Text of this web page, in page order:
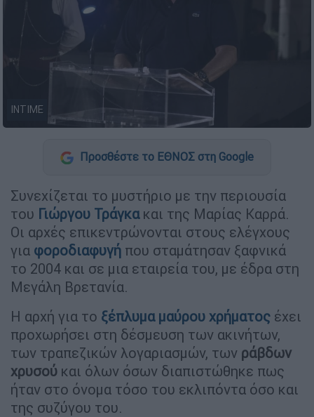
INTIME
Προσθέστε το ΕΘΝΟΣ στη Google
Συνεχίζεται το μυστήριο με την περιουσία
του Γιώργου Τράγκα και της Μαρίας Καρρά.
Οι αρχές επικεντρώνονται στους ελέγχους
για φοροδιαφυγή που σταμάτησαν ξαφνικά
το 2004 και σε μια εταιρεία του, με έδρα στη
Μεγάλη Βρετανία.
Η αρχή για το ξέπλυμα μαύρου χρήματος έχει
προχωρήσει στη δέσμευση των ακινήτων,
των τραπεζικών λογαριασμών, των ράβδων
χρυσού και όλων όσων διαπιστώθηκε πως
ήταν στο όνομα τόσο του εκλιπόντα όσο και
της συζύγου του.